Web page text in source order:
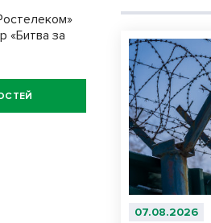
07.08.2026
«Битва за